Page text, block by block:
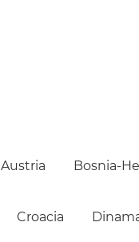
Austria Bosnia-
Croacia